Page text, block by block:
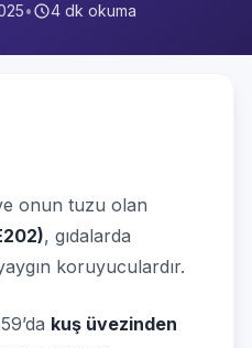
• 4 dk okuma
onun tuzu olan
, gıdalarda
koruyuculardır.
kuş üvezinden